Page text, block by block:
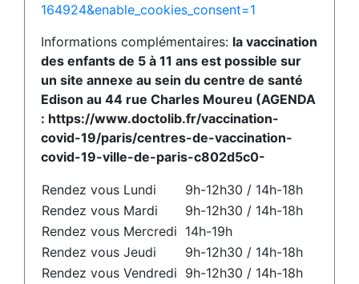
164924&enable_cookies_consent=1
Informations complémentaires: la vaccination
des enfants de 5 à 11 ans est possible sur
un site annexe au sein du centre de santé
Edison au 44 rue Charles Moureu (AGENDA
: https://www.doctolib.fr/vaccination-
covid-19/paris/centres-de-vaccination-
covid-19-ville-de-paris-c802d5c0-
Rendez vous Lundi
9h-12h30 / 14h-18h
Rendez vous Mardi
9h-12h30 / 14h-18h
Rendez vous Mercredi 14h-19h
Rendez vous Jeudi
9h-12h30 / 14h-18h
Rendez vous Vendredi 9h-12h30 / 14h-18h